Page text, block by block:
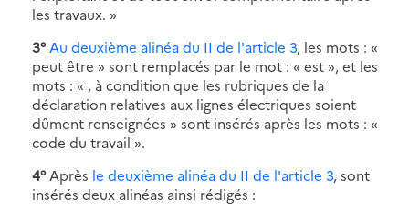
les travaux. »
3° Au deuxième alinéa du II de l'article 3, les mots : «
peut être » sont remplacés par le mot : « est », et les
mots : « , à condition que les rubriques de la
déclaration relatives aux lignes électriques soient
dûment renseignées » sont insérés après les mots : «
code du travail ».
4°Après le deuxième alinéa du II de l'article 3, sont
insérés deux alinéas ainsi rédigés :